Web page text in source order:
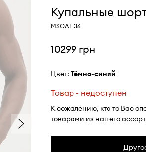
Купальные
MSOAF136
10299 грн
Цвет: тёмно-синий
Товар - недоступен
К сожалению, кто-то Вас
товарами из нашего